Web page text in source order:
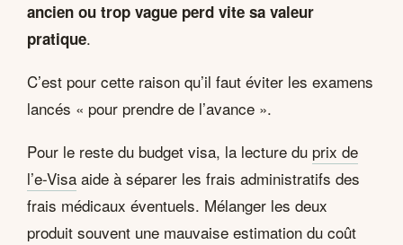
ancien ou trop vague perd vite sa valeur
pratique.
C’est pour cette raison qu’il faut éviter les examens
lancés « pour prendre de l’avance ».
Pour le reste du budget visa, la lecture du prix de
l’e-Visa aide à séparer les frais administratifs des
frais médicaux éventuels. Mélanger les deux
produit souvent une mauvaise estimation du coût